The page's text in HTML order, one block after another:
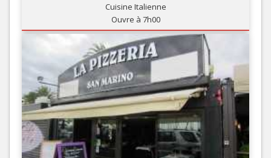
Cuisine Italienne
Ouvre à 7h00